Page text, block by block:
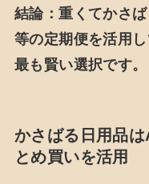
結論：重くてかさ
等の定期便を活用
最も賢い選択です。
かさばる日用品
とめ買いを活用